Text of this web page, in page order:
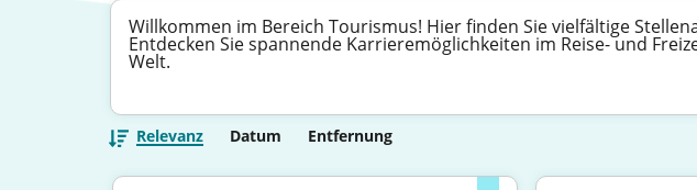
Willkommen im Bereich Tourismus! Hier finden Sie vielfältige
Entdecken Sie spannende Karrieremöglichkeiten im Reise- und
Welt.
Relevanz Datum Entfernung